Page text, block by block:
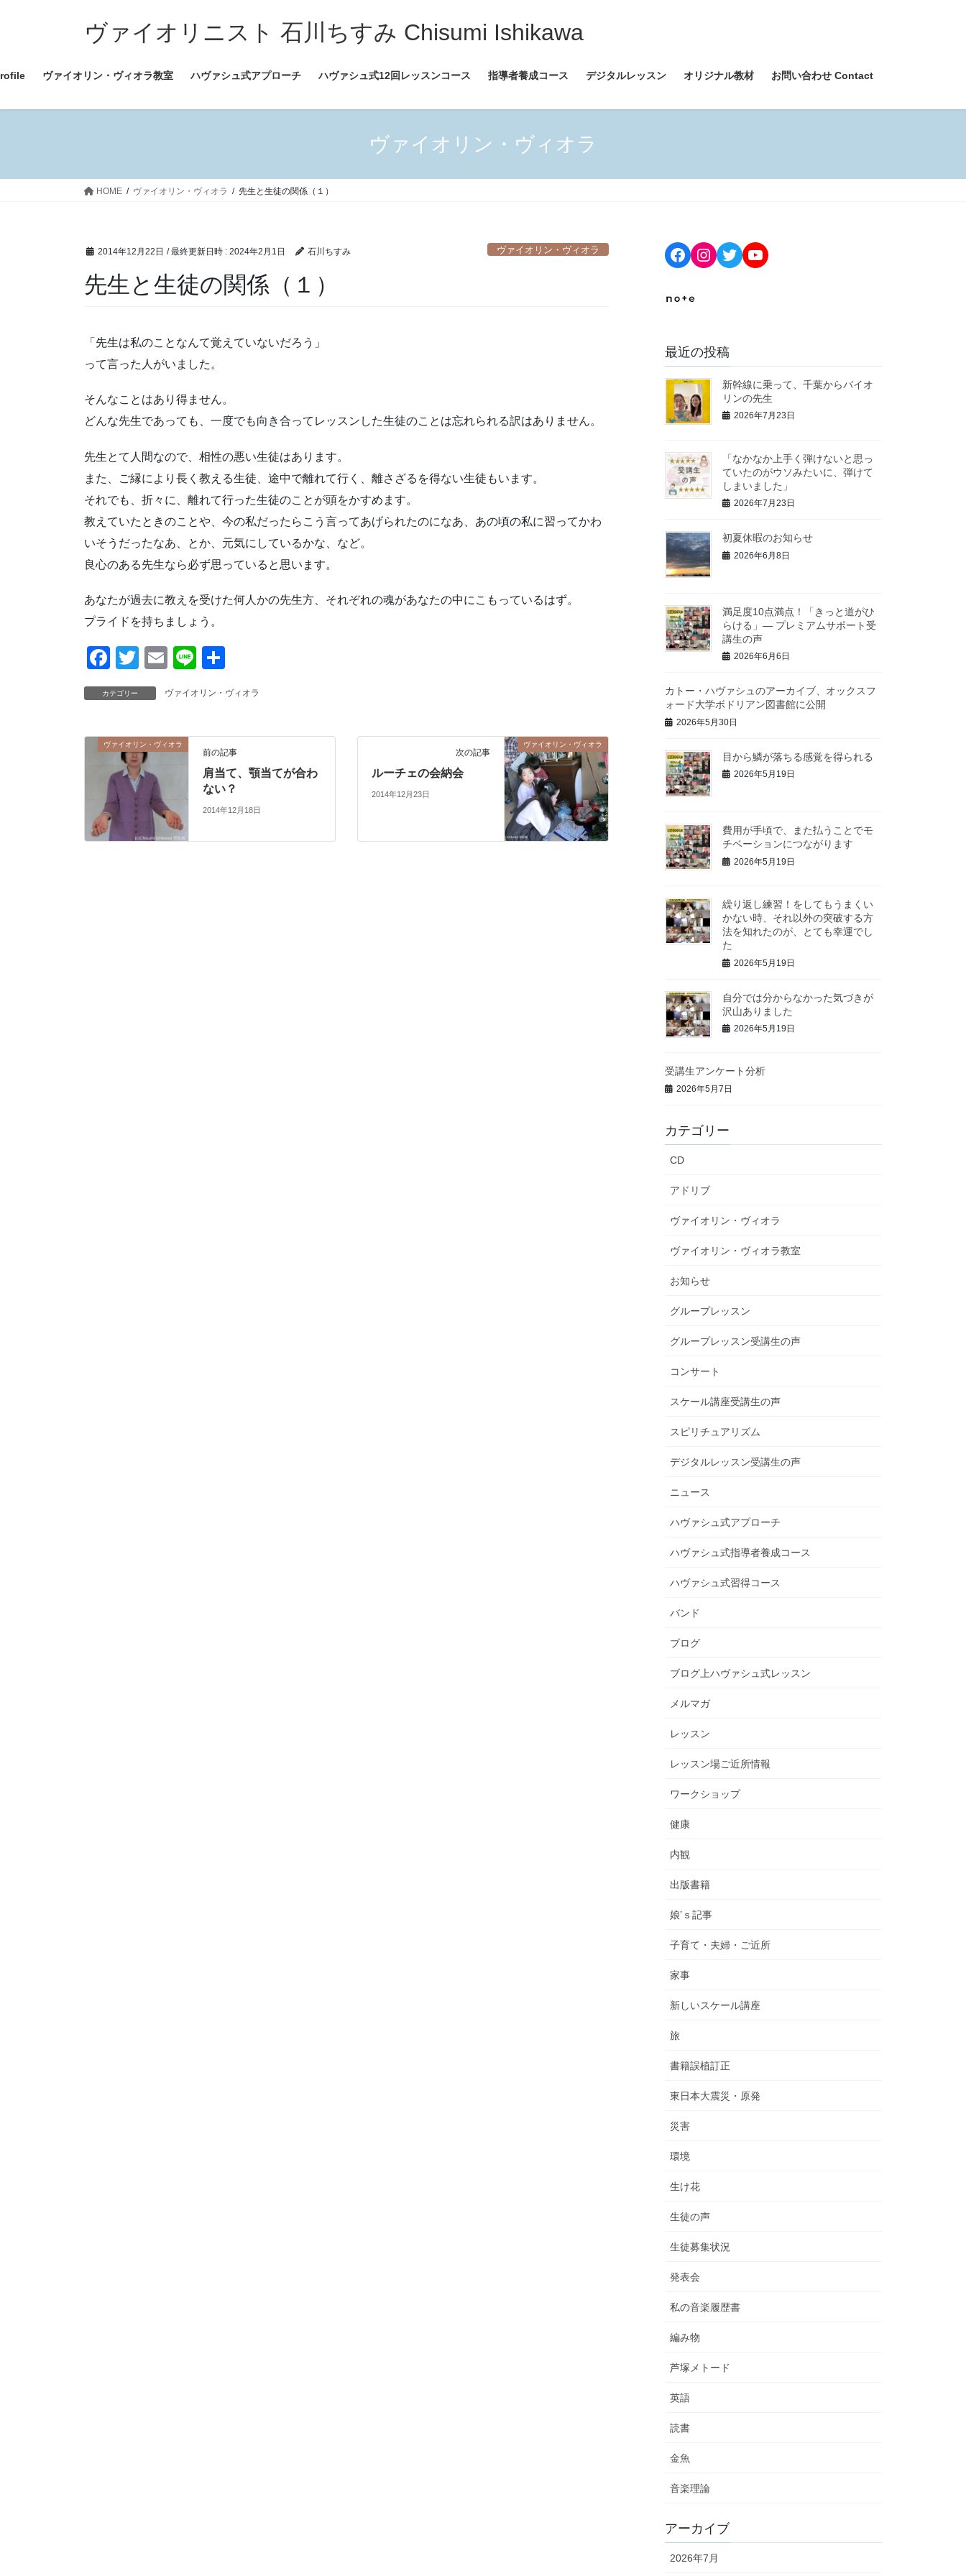
ツ
ス
シ
ン
ヴァイオリニスト 石川ちすみ Chisumi Ishikawa
ヴァイオリン・ヴィオラ教室 ハヴァシュ式アプローチ ハヴァシュ式12回レッスンコース 指導者養成コース デジタルレッスン オリジナル教材 お問い合わせ Contact
ヴァイオリン・ヴィオラ
HOME ヴァイオリン・ヴィオラ 先生と生徒の関係（１）
2014年12月22日 / 最終更新日時 : 2024年2月1日 石川ちすみ ヴァイオリン・ヴィオラ
先生と生徒の関係（１）
「先生は私のことなんて覚えていないだろう」
って言った人がいました。
そんなことはあり得ません。
どんな先生であっても、一度でも向き合ってレッスンした生徒のことは忘れられる訳はありません。
先生とて人間なので、相性の悪い生徒はあります。
また、ご縁により長く教える生徒、途中で離れて行く、離さざるを得ない生徒もいます。
それでも、折々に、離れて行った生徒のことが頭をかすめます。
教えていたときのことや、今の私だったらこう言ってあげられたのになあ、あの頃の私に習ってかわ
いそうだったなあ、とか、元気にしているかな、など。
良心のある先生なら必ず思っていると思います。
あなたが過去に教えを受けた何人かの先生方、それぞれの魂があなたの中にこもっているはず。
プライドを持ちましょう。
F
a
c
b
o
o
k
T
wi
tt
E
ail
Li
e
カテゴリー ヴァイオリン・ヴィオラ
ヴァイオリン・ヴィオラ
前の記事
肩当て、顎当てが合わ
ない？
2014年12月18日
ヴァイオリン・ヴィオラ
次の記事
ルーチェの会納会
2014年12月23日
Facebook
Instagram
TwitterYouTube
最近の投稿
新幹線に乗って、千葉からバイオ
リンの先生
2026年7月23日
「なかなか上手く弾けないと思っ
ていたのがウソみたいに、弾けて
しまいました」
2026年7月23日
初夏休暇のお知らせ
2026年6月8日
満足度10点満点！「きっと道がひ
らける」— プレミアムサポート受
講生の声
2026年6月6日
カトー・ハヴァシュのアーカイブ、オックスフ
ォード大学ボドリアン図書館に公開
2026年5月30日
目から鱗が落ちる感覚を得られる
2026年5月19日
費用が手頃で、また払うことでモ
チベーションにつながります
2026年5月19日
繰り返し練習！をしてもうまくい
かない時、それ以外の突破する方
法を知れたのが、とても幸運でし
た
2026年5月19日
自分では分からなかった気づきが
沢山ありました
2026年5月19日
受講生アンケート分析
2026年5月7日
カテゴリー
CD
アドリブ
ヴァイオリン・ヴィオラ
ヴァイオリン・ヴィオラ教室
お知らせ
グループレッスン
グループレッスン受講生の声
コンサート
スケール講座受講生の声
スピリチュアリズム
デジタルレッスン受講生の声
ニュース
ハヴァシュ式アプローチ
ハヴァシュ式指導者養成コース
ハヴァシュ式習得コース
バンド
ブログ
ブログ上ハヴァシュ式レッスン
メルマガ
レッスン
レッスン場ご近所情報
ワークショップ
健康
内観
出版書籍
娘’ｓ記事
子育て・夫婦・ご近所
家事
新しいスケール講座
旅
書籍誤植訂正
東日本大震災・原発
災害
環境
生け花
生徒の声
生徒募集状況
発表会
私の音楽履歴書
編み物
芦塚メトード
英語
読書
金魚
音楽理論
アーカイブ
2026年7月